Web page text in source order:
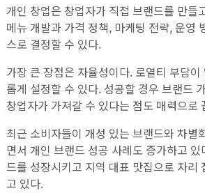
개인 창업은 창업자가 직접 브랜드를 만들
메뉴 개발과 가격 정책, 마케팅 전략, 운영
스로 결정할 수 있다.
가장 큰 장점은 자율성이다. 로열티 부담
롭게 설정할 수 있다. 성공할 경우 브랜드
창업자가 가져갈 수 있다는 점도 매력으로
최근 소비자들이 개성 있는 브랜드와 차별
면서 개인 브랜드 성공 사례도 증가하고
드를 성장시키고 지역 대표 맛집으로 자리
고 있다.